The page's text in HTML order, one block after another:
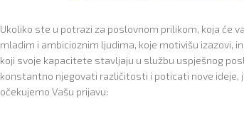
Ukoliko ste u potrazi za poslovnom prilikom, koja će
mladim i ambicioznim ljudima, koje motivišu izazovi,
koji svoje kapacitete stavljaju u službu uspješnog
konstantno njegovati različitosti i poticati nove ideje,
očekujemo Vašu prijavu: